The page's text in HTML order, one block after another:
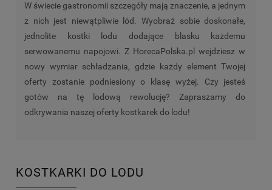
W świecie gastronomii szczegóły mają znaczenie, a jednym
z nich jest niewątpliwie lód. Wyobraź sobie doskonałe,
jednolite kostki lodu dodające blasku każdemu
serwowanemu napojowi. Z HorecaPolska.pl wejdziesz w
nowy wymiar schładzania, gdzie każdy element Twojej
oferty zostanie podniesiony o klasę wyżej. Czy jesteś
gotów na tę lodową rewolucję? Zapraszamy do
odkrywania naszej oferty kostkarek do lodu!
KOSTKARKI DO LODU